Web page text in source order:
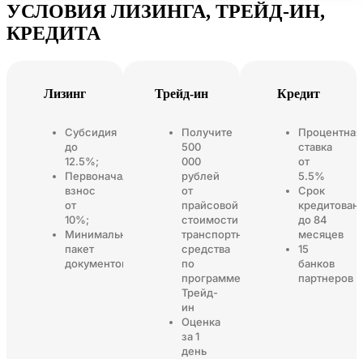
УСЛОВИЯ ЛИЗИНГА, ТРЕЙД-ИН,
КРЕДИТА
Лизинг
Субсидия
до
12.5%;
Первоначальный
взнос
от
10%;
Минимальный
пакет
документов
Трейд-ин
Получите
500
000
рублей
от
прайсовой
стоимости
транспортного
средства
по
программе
Трейд-
ин
Оценка
за 1
день
Кредит
Процентная
ставка
от
5.5%
Срок
до 84
месяцев
15
банков
партнеров